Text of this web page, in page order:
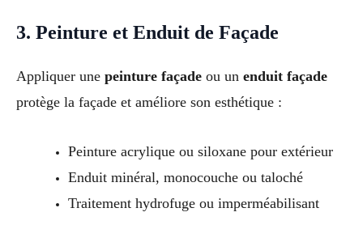
3. Peinture et Enduit de Façade
Appliquer une peinture façade ou un enduit façade
protège la façade et améliore son esthétique :
Peinture acrylique ou siloxane pour extérieur
Enduit minéral, monocouche ou taloché
Traitement hydrofuge ou imperméabilisant